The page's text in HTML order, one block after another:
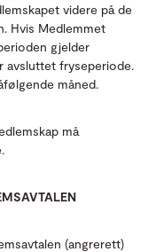
videre på de
Hvis Medlemmet
gjelder
avsluttet fryseperiode.
måned.
må
(angrerett)